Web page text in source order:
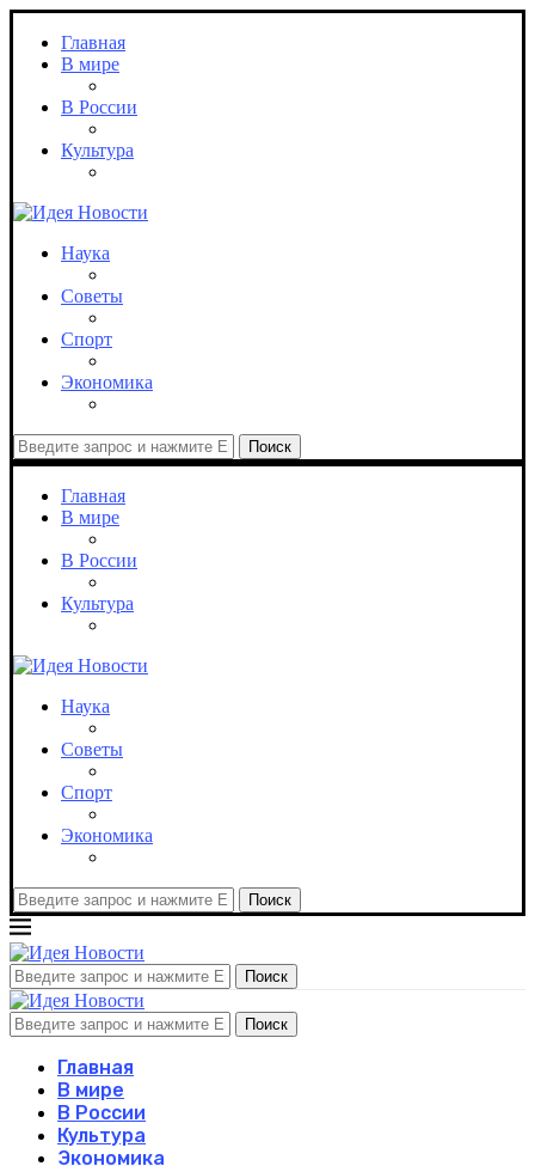
Главная
В мире
В России
Культура
Наука
Советы
Спорт
Экономика
Поиск
Главная
В мире
В России
Культура
Наука
Советы
Спорт
Экономика
Поиск
Поиск
Поиск
Главная
В мире
В России
Культура
Экономика